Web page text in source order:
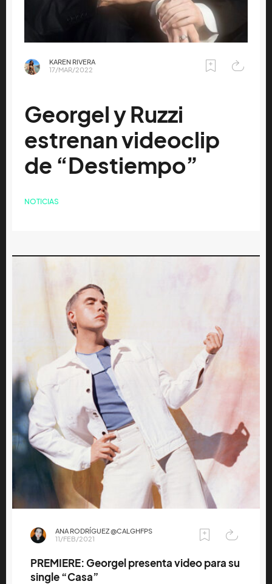
KAREN RIVERA
17/MAR/2022
Georgel y Ruzzi
estrenan videoclip
de “Destiempo”
NOTICIAS
ANA RODRÍGUEZ @CALGHFPS
11/FEB/2021
PREMIERE: Georgel presenta video para su
single “Casa”